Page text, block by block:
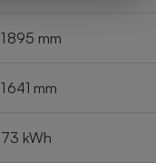
1 895 mm
1 641 mm
73 kWh